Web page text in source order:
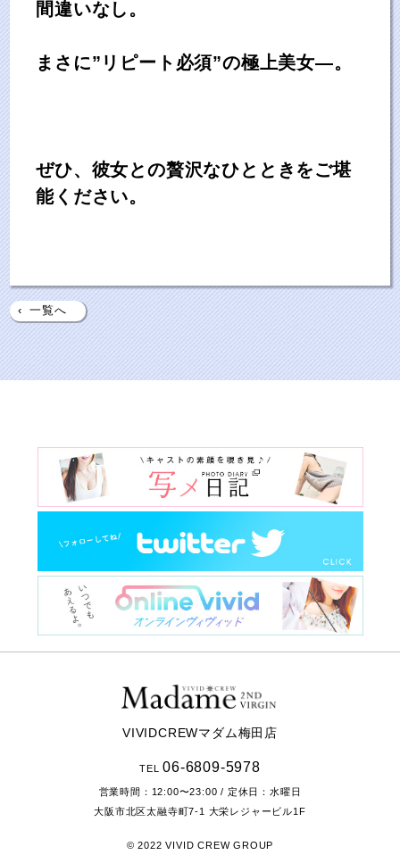
間違いなし。
まさに”リピート必須”の極上美女—。
ぜひ、彼女との贅沢なひとときをご堪
能ください。
‹ 一覧へ
VIVIDCREWマダム梅田店
TEL06-6809-5978
営業時間： 12:00〜23:00 / 定休日：水曜日
大阪市北区太融寺町7-1
大栄レジャービル1F
© 2022 VIVID CREW GROUP